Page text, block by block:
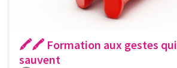
🖍🖍 Formation aux gestes qui
sauvent